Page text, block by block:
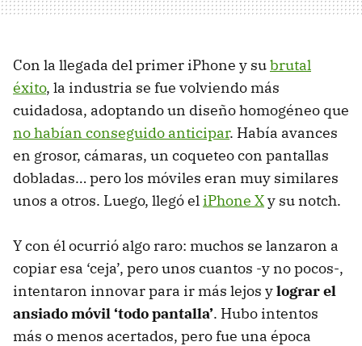
Con la llegada del primer iPhone y subrutal
éxito, la industria se fue volviendo más
cuidadosa, adoptando un diseño homogéneo que
no habían conseguido anticipar. Había avances
en grosor, cámaras, un coqueteo con pantallas
dobladas… pero los móviles eran muy similares
unos a otros. Luego, llegó eliPhone Xy su notch.
Y con él ocurrió algo raro: muchos se lanzaron a
copiar esa ‘ceja’, pero unos cuantos -y no pocos-,
intentaron innovar para ir más lejos ylograr el
ansiado móvil ‘todo pantalla’. Hubo intentos
más o menos acertados, pero fue una época